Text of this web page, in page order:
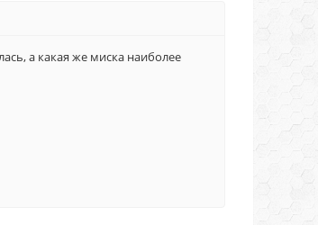
а какая же миска наиболее